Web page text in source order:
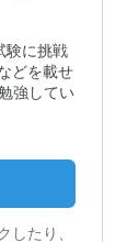
験に挑戦
どを載せ
強してい
したり、